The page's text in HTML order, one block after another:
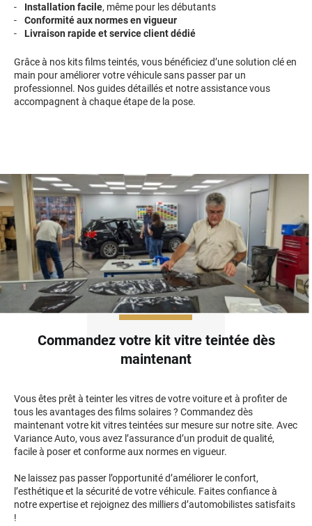
Installation facile, même pour les débutants
Conformité aux normes en vigueur
Livraison rapide et service client dédié
Grâce à nos kits films teintés, vous bénéficiez d’une solution clé en
main pour améliorer votre véhicule sans passer par un
professionnel. Nos guides détaillés et notre assistance vous
accompagnent à chaque étape de la pose.
Commandez votre kit vitre teintée dès
maintenant
Vous êtes prêt à teinter les vitres de votre voiture et à profiter de
tous les avantages des films solaires ? Commandez dès
maintenant votre kit vitres teintées sur mesure sur notre site. Avec
Variance Auto, vous avez l’assurance d’un produit de qualité,
facile à poser et conforme aux normes en vigueur.
Ne laissez pas passer l’opportunité d’améliorer le confort,
l’esthétique et la sécurité de votre véhicule. Faites confiance à
notre expertise et rejoignez des milliers d’automobilistes satisfaits
!